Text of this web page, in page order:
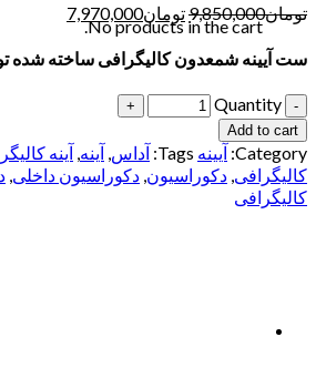
No products in the cart.
تومان9,850,000تومان7,970,000
ست آیینه شمعدون کالیگرافی ساخته شده
Quantity
Add to cart
Category: آیینه Tags: آداس, آینه, آینه
کالیگرافی, دکوراسیون, دکوراسیون داخلی,
کالیگرافی